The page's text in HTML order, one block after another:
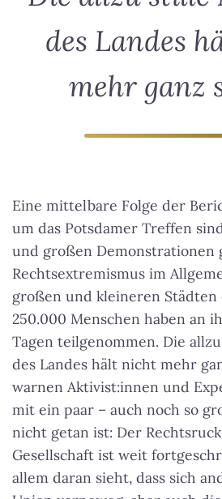
des Landes
mehr ganz
Eine mittelbare Folge der
um das Potsdamer Treffen
und großen Demonstrationen
Rechtsextremismus im
großen und kleineren Städten
250.000 Menschen haben an
Tagen teilgenommen. Die
des Landes hält nicht mehr
warnen Aktivist:innen und
mit ein paar – auch noch so
nicht getan ist: Der
Gesellschaft ist weit
allem daran sieht, dass sich